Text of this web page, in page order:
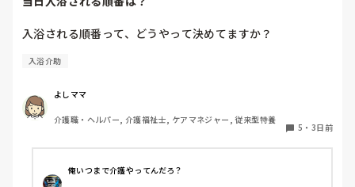
入浴される順番って、どうやって決めてますか？
入浴介助
よしママ
介護職・ヘルパー, 介護福祉士, ケアマネジャー, 従来型特養
5 ・ 3日前
俺いつまで介護やってんだろ？